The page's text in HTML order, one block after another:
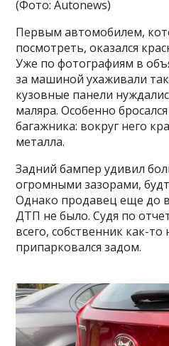
(Фото: Autonews)
Первым автомобилем,
посмотреть, оказался
Уже по фотографиям в
за машиной ухаживали
кузовные панели
маляра. Особенно
багажника: вокруг него
металла.
Задний бампер удивил
огромными зазорами,
Однако продавец еще до
ДТП не было. Судя по
всего, собственник как-то
припарковался задом.